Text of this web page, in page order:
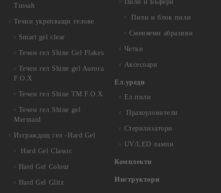
Tussah
Течни укрепващи гелове
Smart gel clear
Течен гел Shine Gel Flakes
Течен гел Shine gel Aurora
F.O.X
Течен гел Shine TM F.O.X
Течен гел Shine gel
Mermaid
Изграждащ гел -Hard Gel
Hard Gel Classic
Hard Gel Colour
Hard Gel Glitz
Пили и Бъфери
Пили и блок пили
Сменяеми абразиви
Четки
Аксесоари
Ел.уреди
Ел.пили
Прахоуловители
Стерилизатори
UV/LED лампи
Комплекти
Инструктори